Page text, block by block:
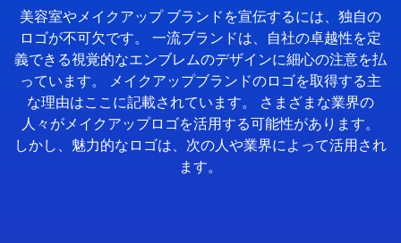
美容室やメイクアップ ブランドを宣伝するには、独自の
ロゴが不可欠です。 一流ブランドは、自社の卓越性を定
義できる視覚的なエンブレムのデザインに細心の注意を払
っています。 メイクアップブランドのロゴを取得する主
な理由はここに記載されています。 さまざまな業界の
人々がメイクアップロゴを活用する可能性があります。
しかし、魅力的なロゴは、次の人や業界によって活用され
ます。